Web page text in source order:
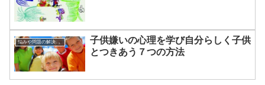
子供嫌いの心理を学び自分らしく子供
とつきあう７つの方法